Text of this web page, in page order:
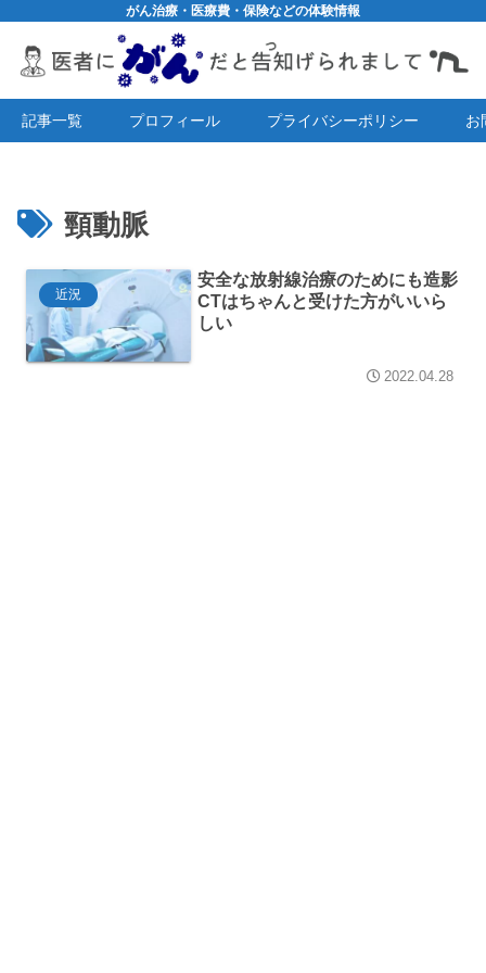
がん治療・医療費・保険などの体験情報
記事一覧 プロフィール プライバシーポリシー お
頸動脈
近況
安全な放射線治療のためにも造影
CTはちゃんと受けた方がいいら
しい
2022.04.28